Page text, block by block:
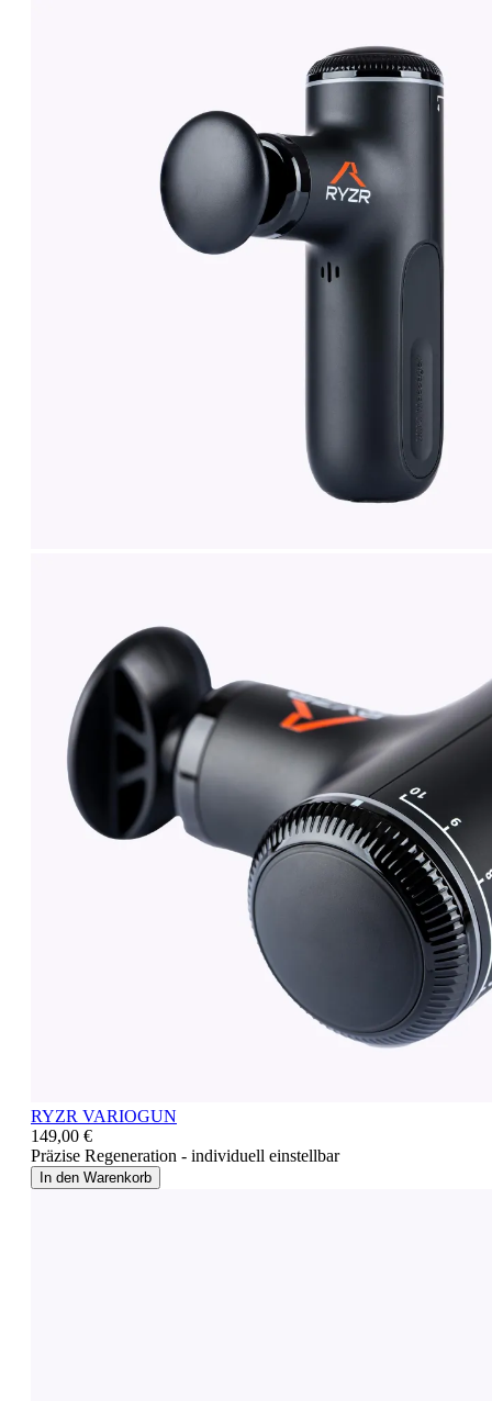
RYZR VARIOGUN
149,00 €
Präzise Regeneration - individuell einstellbar
In den Warenkorb